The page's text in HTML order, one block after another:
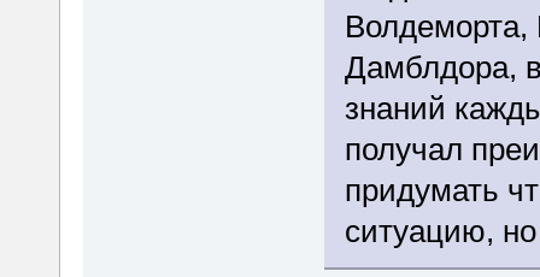
Дамблдора,
знаний
получал
придумать
ситуацию,